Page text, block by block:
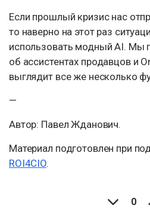
Если прошлый кризис нас
то наверно на этот раз
использовать модный AI. Мы
об ассистентах продавцов и
выглядит все же несколько
—
Автор: Павел Жданович.
Материал подготовлен при
ROI4CIO.
0